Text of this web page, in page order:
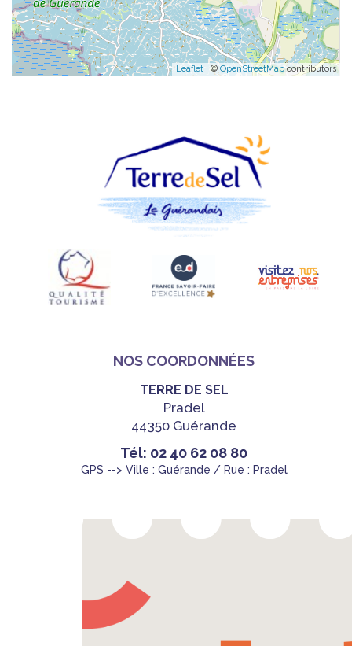
Leaflet | © OpenStreetMapcontributors
NOS COORDONNÉES
TERRE DE SEL
Pradel
44350 Guérande
Tél: 02 40 62 08 80
GPS --> Ville : Guérande / Rue : Pradel